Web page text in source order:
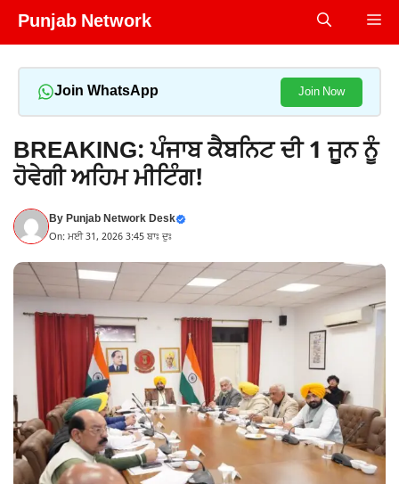
Skip
Punjab Network
Join WhatsApp Join Now
BREAKING: ਪੰਜਾਬ ਕੈਬਨਿਟ ਦੀ 1 ਜੂਨ ਨੂੰ
ਹੋਵੇਗੀ ਅਹਿਮ ਮੀਟਿੰਗ!
ByPunjab Network Desk
On: ਮਈ 31, 2026 3:45 ਬਾਃ ਦੁਃ